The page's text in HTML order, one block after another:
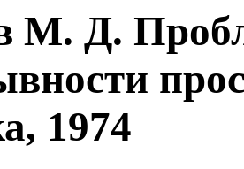
М. Д.
1974